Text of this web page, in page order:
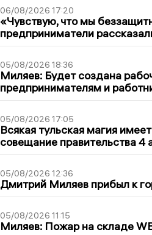
06/08/2026 17:20
«Чувствую, что мы
предприниматели
05/08/2026 18:36
Миляев: Будет создана
предпринимателям и
05/08/2026 17:05
Всякая тульская магия
совещание правительства 4
05/08/2026 12:36
Дмитрий Миляев прибыл к
05/08/2026 11:15
Миляев: Пожар на складе